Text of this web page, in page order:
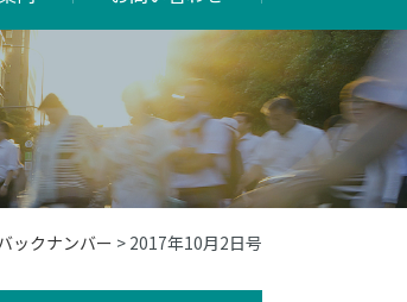
ックナンバー > 2017年10月2日号